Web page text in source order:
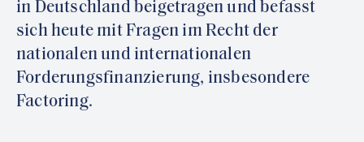
in Deutschland beigetragen und befasst
sich heute mit Fragen im Recht der
nationalen und internationalen
Forderungsfinanzierung, insbesondere
Factoring.